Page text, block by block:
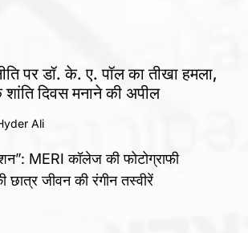
पर डॉ. के. ए. पॉल का तीखा हमला,
दिवस मनाने की अपील
Ali